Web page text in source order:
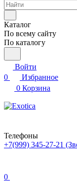
Каталог
По всему сайту
По каталогу
Войти
0
Избранное
0 Корзина
Телефоны
+7(999) 345-27-21
0